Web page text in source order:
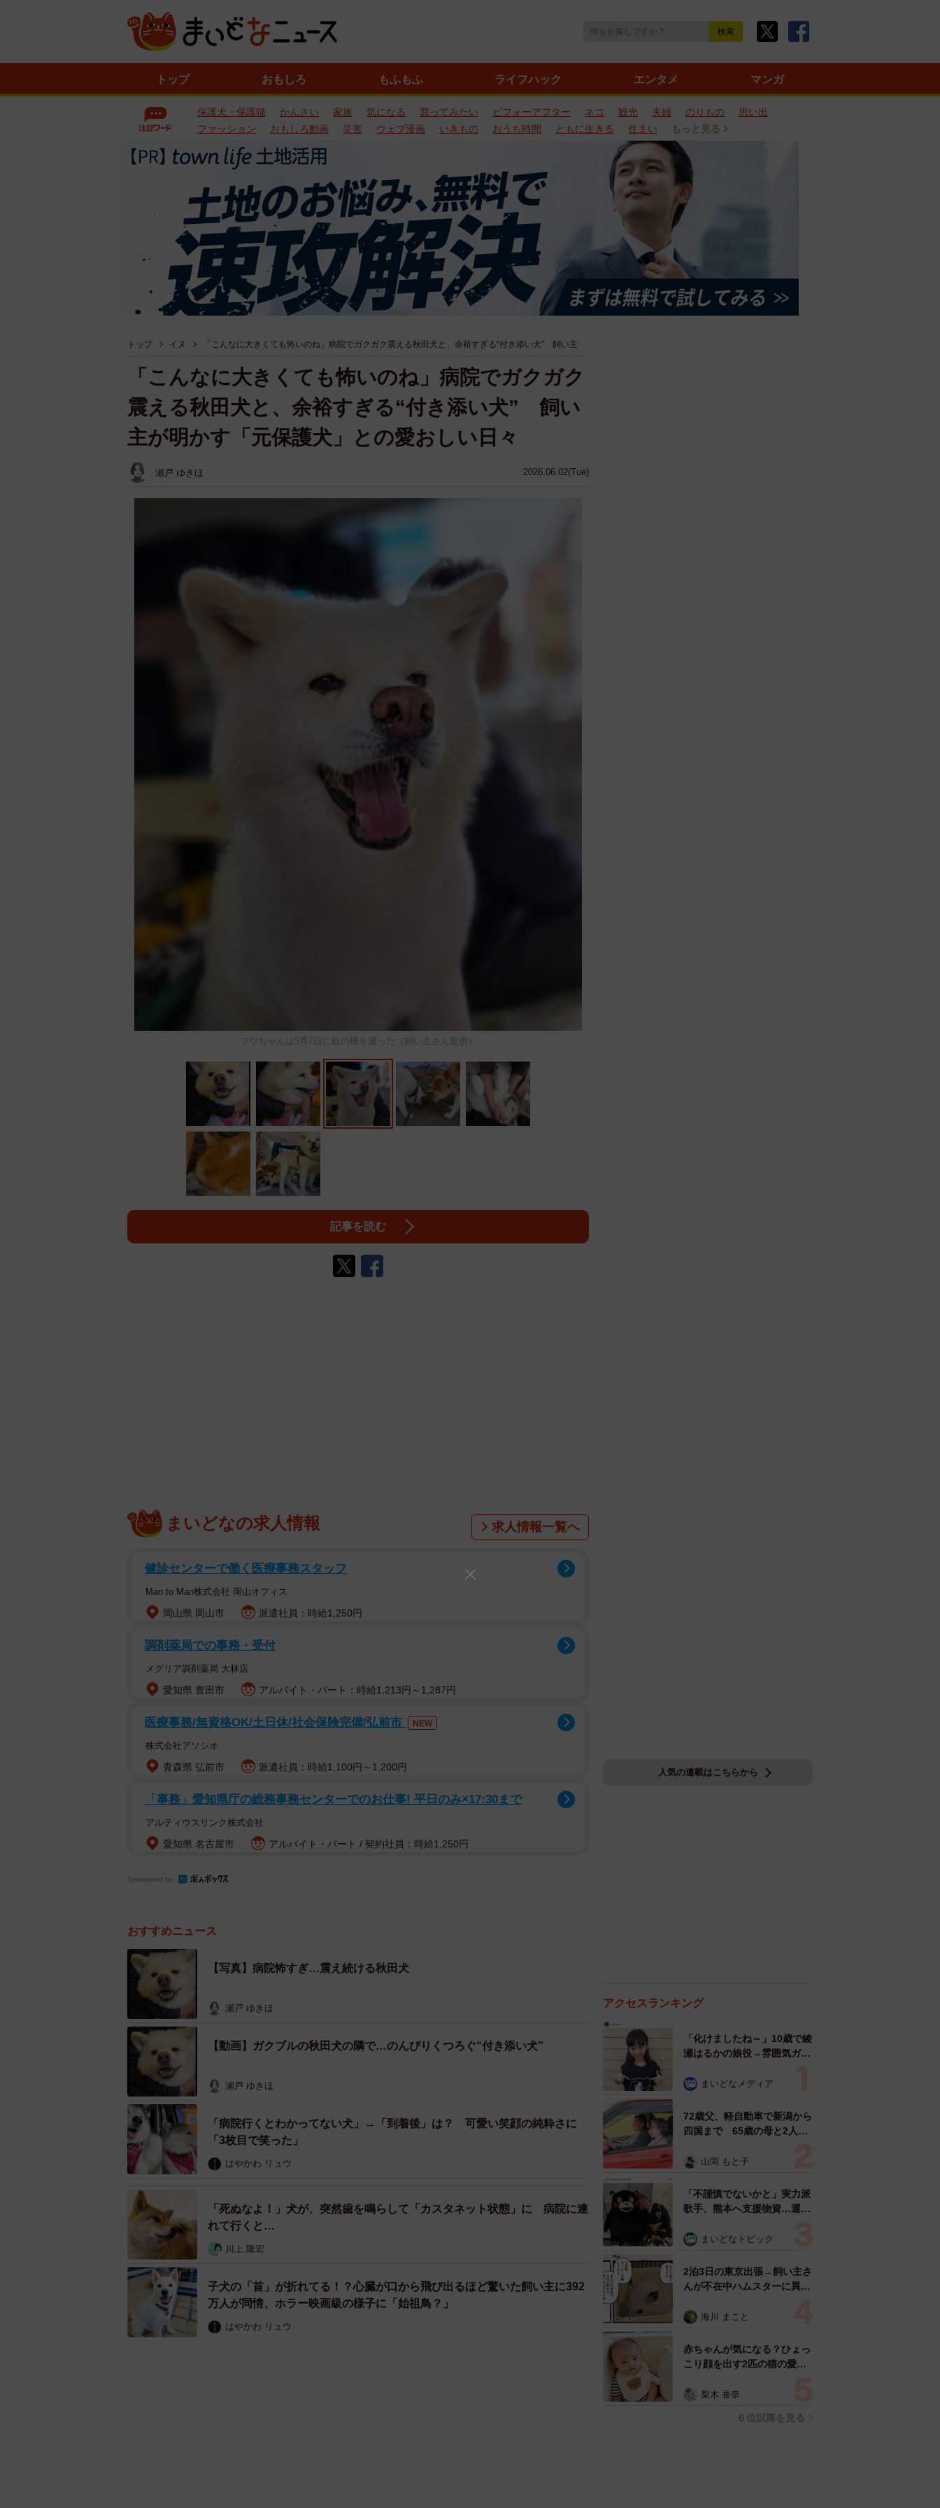
トップ おもしろ もふもふ ライフハック エンタメ マンガ
保護犬・保護猫 かんさい 家族 気になる 買ってみたい ビフォーアフター ネコ 観光 夫婦 のりもの
思い出
ファッション
おもしろ動画 災害 ウェブ漫画 いきもの おうち時間 ともに生きる 住まい もっと見る
トップ イヌ 「こんなに大きくても怖いのね」病院でガクガク震える秋田犬と、余裕すぎる“付き添い犬” 飼い主
2026.06.02(Tue)
「こんなに大きくても怖いのね」病院でガクガク
震える秋田犬と、余裕すぎる“付き添い犬” 飼い
主が明かす「元保護犬」との愛おしい日々
瀬戸 ゆきほ
フウちゃんは5月7日に虹の橋を渡った（飼い主さん提供）
記事を読む
まいどなの求人情報 求人情報一覧へ
健診センターで働く医療事務スタッフ
Man to Man株式会社 岡山オフィス
岡山県 岡山市 派遣社員：時給1,250円
調剤薬局での事務・受付
メグリア調剤薬局 大林店
愛知県 豊田市 アルバイト・パート：時給1,213円～1,287円
医療事務/無資格OK/土日休/社会保険完備/弘前市 NEW
株式会社アソシオ
青森県 弘前市 派遣社員：時給1,100円～1,200円
「事務」愛知県庁の総務事務センターでのお仕事! 平日のみ×17:30まで
アルティウスリンク株式会社
愛知県 名古屋市 アルバイト・パート / 契約社員：時給1,250円
Sponsored by
おすすめニュース
【写真】病院怖すぎ…震え続ける秋田犬
瀬戸 ゆきほ
【動画】ガクブルの秋田犬の隣で…のんびりくつろぐ“付き添い犬”
瀬戸 ゆきほ
「病院行くとわかってない犬」→「到着後」は？ 可愛い笑顔の純粋さに
「3枚目で笑った」
はやかわ リュウ
「死ぬなよ！」犬が、突然歯を鳴らして「カスタネット状態」に 病院に連
れて行くと…
川上 隆宏
子犬の「首」が折れてる！？心臓が口から飛び出るほど驚いた飼い主に392
万人が同情、ホラー映画級の様子に「始祖鳥？」
はやかわ リュウ
人気の連載はこちらから
アクセスランキング
「化けましたね～」10歳で綾
瀬はるかの娘役→雰囲気ガラ
雰囲気が」「宝塚に入れそ
まいどなメディア
72歳父、軽自動車で新潟から
四国まで 65歳の母と2人で
憩まで分刻み… 「大学生で
山岡 もと子
「不謹慎でないかと」実力派
歌手、熊本へ支援物資…運搬
めらい 「痛いほど伝わる」
まいどなトピック
2泊3日の東京出張→飼い主さ
んが不在中ハムスターに異
「急に老けた？」【漫画】
海川 まこと
赤ちゃんが気になる？ひょっ
こり顔を出す2匹の猫の愛ら
わいい構図あります？」「ベ
梨木 香奈
６位以降を見る